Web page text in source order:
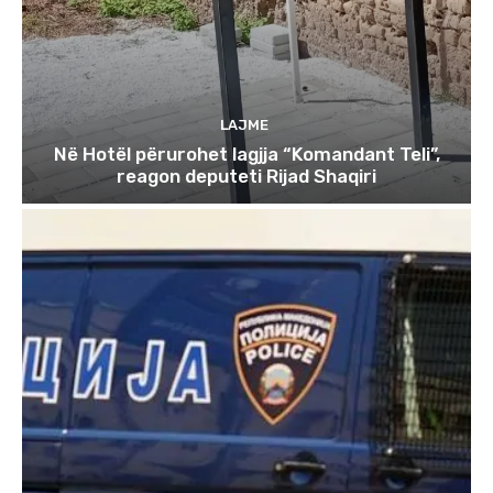
LAJME
Në Hotël përurohet lagjja “Komandant Teli”,
reagon deputeti Rijad Shaqiri